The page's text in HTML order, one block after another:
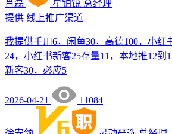
肖磊 星铂锐 总经理
提供 线上推广渠道
我提供千川6，闲鱼30，高德100，小红
24，小红书新客25存量11，本地推12到
新客30，必应5
2026-04-21 11084